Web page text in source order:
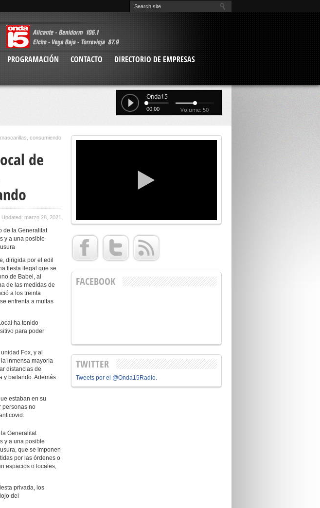
PROGRAMACIÓN CONTACTO
DIRECTORIO DE EMPRESAS
Onda15
00:00 Volume: 50
consumiendo
de
Updated: marzo 28, 2021
de la Generalitat
y a una posible
dirigida por el edil
fiesta ilegal que se
de Babel, al
de las medidas de
a los treinta
enfrenta a multas
ha tenido
para poder
Fox, y al
inmensa mayoría
distancias de
y bailando. Además
estaban en su
personas no
Generalitat
y a una posible
que se imponen
por las órdenes o
espacios o locales,
privada, los
del
FACEBOOK
TWITTER
Tweets por el @Onda15Radio.